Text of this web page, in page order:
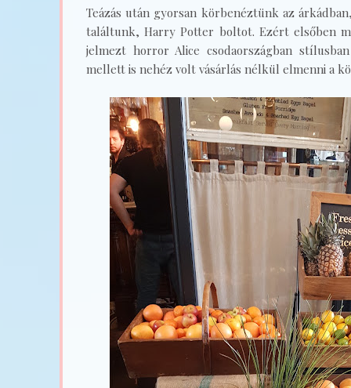
Teázás után gyorsan körbenéztünk az
találtunk, Harry Potter boltot. Ezért elsőben
jelmezt horror Alice csodaországban
mellett is nehéz volt vásárlás nélkül elmenni a